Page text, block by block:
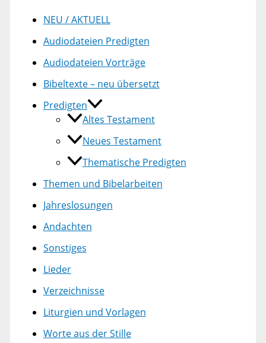
NEU / AKTUELL
Audiodateien Predigten
Audiodateien Vorträge
Bibeltexte – neu übersetzt
Predigten
Altes Testament
Neues Testament
Thematische Predigten
Themen und Bibelarbeiten
Jahreslosungen
Andachten
Sonstiges
Lieder
Verzeichnisse
Liturgien und Vorlagen
Worte aus der Stille